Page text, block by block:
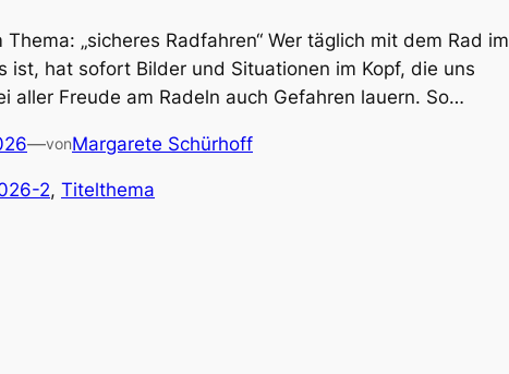
„sicheres Radfahren“ Wer täglich mit dem Rad im
ist, hat sofort Bilder und Situationen im Kopf, die uns
aller Freude am Radeln auch Gefahren lauern. So…
—vonMargarete Schürhoff
2, Titelthema